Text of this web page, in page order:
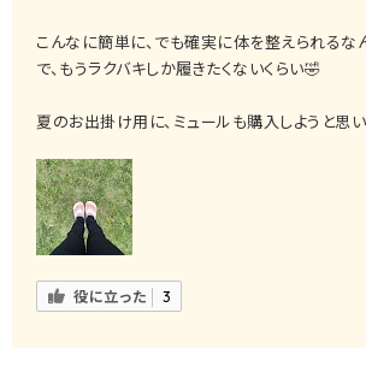
こんなに簡単に、でも確実に体を整えられるな
で、もうラクバキしか履きたくないくらい🤣
夏のお出掛け用に、ミュールも購入しようと思
役に立った 3